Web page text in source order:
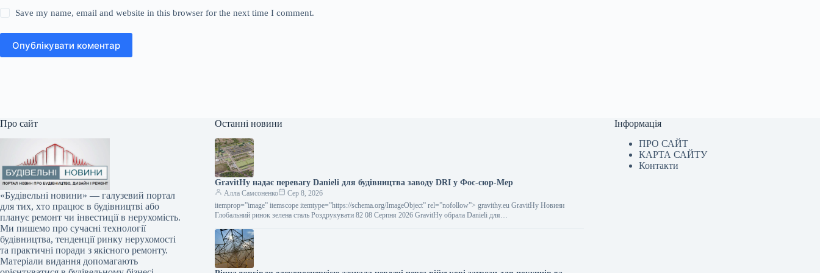
Save my name, email and website in this browser for the next time I comment.
Опублікувати коментар
Про сайт
«Будівельні новини» — галузевий портал
для тих, хто працює в будівництві або
планує ремонт чи інвестиції в нерухомість.
Ми пишемо про сучасні технології
будівництва, тенденції ринку нерухомості
та практичні поради з якісного ремонту.
Матеріали видання допомагають
Останні новини
GravitHy надає перевагу Danieli для будівництва заводу DRI у Фос-сюр-Мер
Алла Самсоненко
Сер 8, 2026
itemprop=”image” itemscope itemtype=”https://schema.org/ImageObject” rel=”nofollow”> gravithy.eu GravitHy Новини
Глобальний ринок зелена сталь Роздрукувати 82 08 Серпня 2026 GravitHy обрала Danieli для…
Інформація
ПРО САЙТ
КАРТА САЙТУ
Контакти